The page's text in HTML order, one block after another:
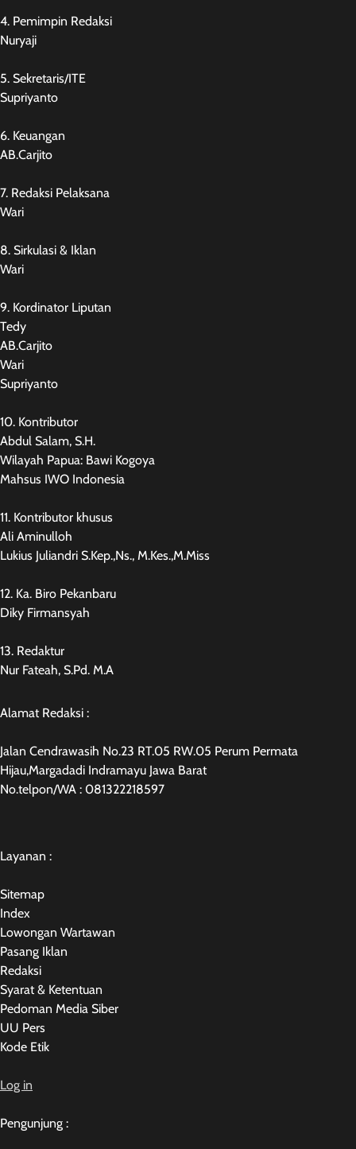
4. Pemimpin Redaksi
Nuryaji
5. Sekretaris/ITE
Supriyanto
6. Keuangan
AB.Carjito
7. Redaksi Pelaksana
Wari
8. Sirkulasi & Iklan
Wari
9. Kordinator Liputan
Tedy
AB.Carjito
Wari
Supriyanto
10. Kontributor
Abdul Salam, S.H.
Wilayah Papua: Bawi Kogoya
Mahsus IWO Indonesia
11. Kontributor khusus
Ali Aminulloh
Lukius Juliandri S.Kep.,Ns., M.Kes.,M.Miss
12. Ka. Biro Pekanbaru
Diky Firmansyah
13. Redaktur
Nur Fateah, S.Pd. M.A
Alamat Redaksi :
Jalan Cendrawasih No.23 RT.05 RW.05 Perum Permata
Hijau,Margadadi Indramayu Jawa Barat
No.telpon/WA : 081322218597
Layanan :
Sitemap
Index
Lowongan Wartawan
Pasang Iklan
Redaksi
Syarat & Ketentuan
Pedoman Media Siber
UU Pers
Kode Etik
Log in
Pengunjung :